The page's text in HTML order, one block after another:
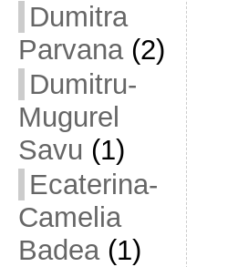
Dumitra
Parvana(2)
Dumitru-
Mugurel
Savu (1)
Ecaterina-
Camelia
Badea(1)